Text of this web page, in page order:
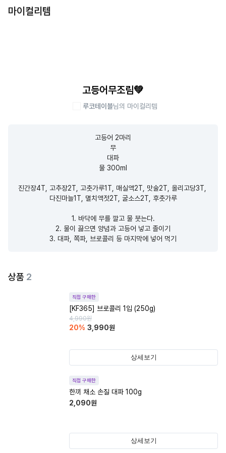
마이컬리템
고등어무조림💚
루코테이블님의 마이컬리템
고등어 2마리
무
대파
물 300ml
진간장4T, 고추장2T, 고춧가루1T, 매실액2T, 맛술2T, 올리고당3T,
다진마늘1T, 멸치액젓2T, 굴소스2T, 후춧가루
1. 바닥에 무를 깔고 물 붓는다.
2. 물이 끓으면 양념과 고등어 넣고 졸이기
3. 대파, 쪽파, 브로콜리 등 마지막에 넣어 먹기
상품 2
직접 구매한
[KF365] 브로콜리 1입 (250g)
4,990원
20% 3,990원
상세보기
직접 구매한
한끼 채소 손질 대파 100g
2,090원
상세보기